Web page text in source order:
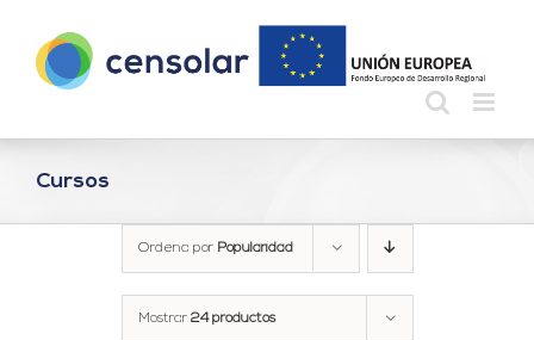
contenido
Cursos
Ordena por Popularidad
Mostrar 24 productos